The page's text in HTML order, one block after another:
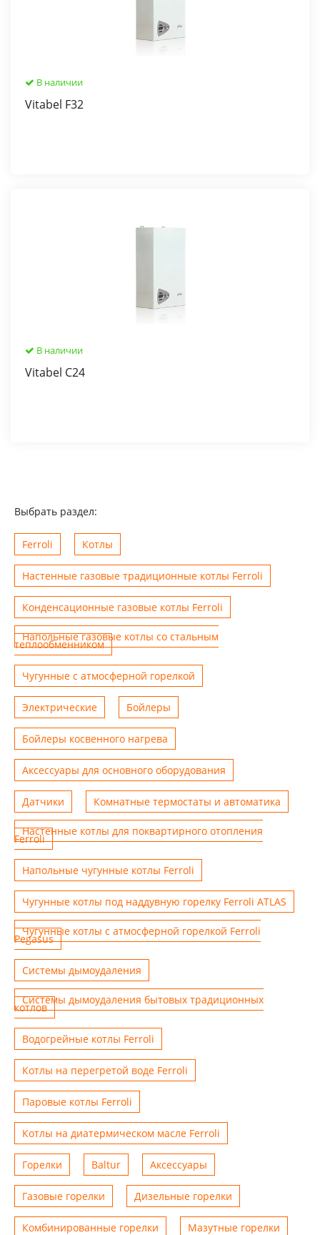
В наличии
Vitabel F32
В наличии
Vitabel C24
Выбрать раздел:
Ferroli Котлы
Настенные газовые традиционные котлы Ferroli
Конденсационные газовые котлы Ferroli
Напольные газовые котлы со стальным
теплообменником
Чугунные с атмосферной горелкой
Электрические Бойлеры
Бойлеры косвенного нагрева
Аксессуары для основного оборудования
Датчики Комнатные термостаты и автоматика
Настенные котлы для поквартирного отопления
Ferroli
Напольные чугунные котлы Ferroli
Чугунные котлы под наддувную горелку Ferroli ATLAS
Чугунные котлы с атмосферной горелкой Ferroli
Pegasus
Системы дымоудаления
Системы дымоудаления бытовых традиционных
котлов
Водогрейные котлы Ferroli
Котлы на перегретой воде Ferroli
Паровые котлы Ferroli
Котлы на диатермическом масле Ferroli
Горелки Baltur Аксессуары
Газовые горелки Дизельные горелки
Комбинированные горелки Мазутные горелки